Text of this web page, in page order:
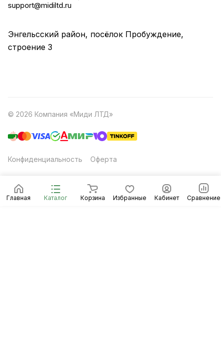
Главная Каталог Корзина Избранные Кабинет Сравнение
support@midiltd.ru
Энгельсский район, посёлок Пробуждение,
строение 3
© 2026 Компания «Миди ЛТД»
Конфиденциальность Оферта